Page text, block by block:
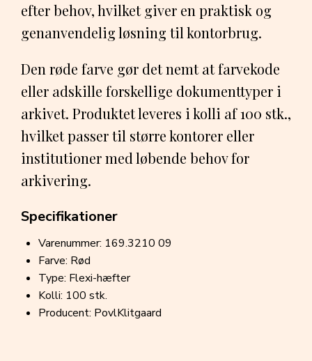
efter behov, hvilket giver en praktisk og
genanvendelig løsning til kontorbrug.
Den røde farve gør det nemt at farvekode
eller adskille forskellige dokumenttyper i
arkivet. Produktet leveres i kolli af 100 stk.,
hvilket passer til større kontorer eller
institutioner med løbende behov for
arkivering.
Specifikationer
Varenummer: 169.3210 09
Farve: Rød
Type: Flexi-hæfter
Kolli: 100 stk.
Producent: PovlKlitgaard